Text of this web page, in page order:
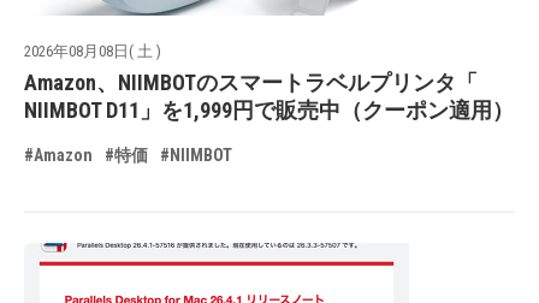
2026年08月08日( 土 )
Amazon、NIIMBOTのスマートラベルプリンタ「
NIIMBOT D11」を1,999円で販売中（クーポン適用）
#Amazon #特価 #NIIMBOT